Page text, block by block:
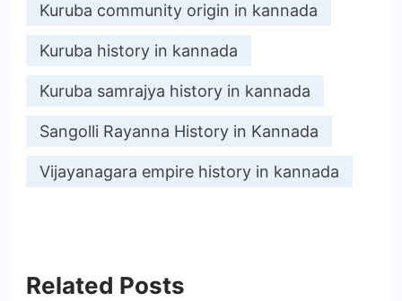
Kuruba community origin in kannada
Kuruba history in kannada
Kuruba samrajya history in kannada
Sangolli Rayanna History in Kannada
Vijayanagara empire history in kannada
Related Posts